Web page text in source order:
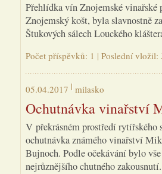
Přehlídka vín Znojemské
Znojemský košt, byla slavnostně
Štukových sálech Louckého
Počet příspěvků: 1 | Poslední
05.04.2017 milasko
Ochutnávka vinařství
V překrásném prostředí rytířského
ochutnávka známého vinařství
Bujnoch. Podle očekávání bylo
nejrůznějšího chutného